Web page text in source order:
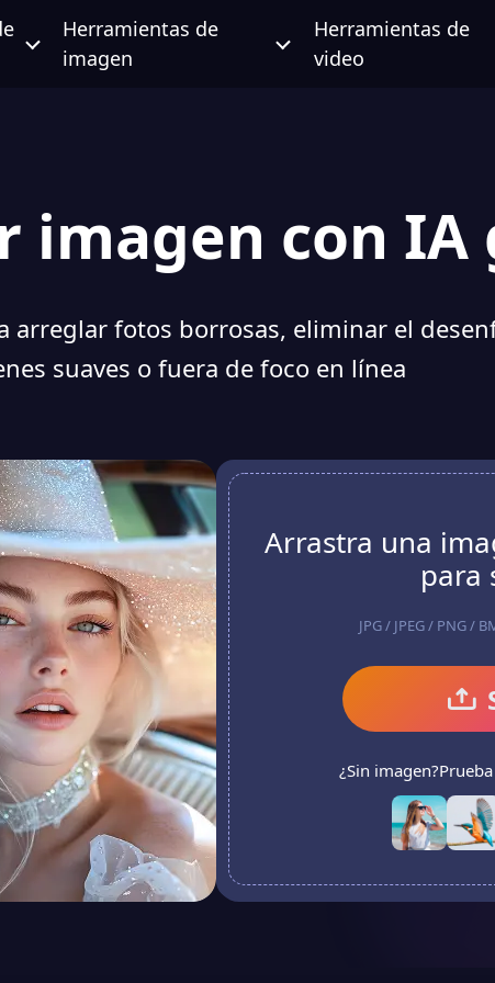
Herramientas de
imagen
Herramientas de
video
imagen con
arreglar fotos borrosas, eliminar el
suaves o fuera de foco en línea
Arrastra una
para
JPG / JPEG / PNG /
¿Sin